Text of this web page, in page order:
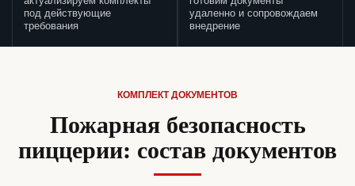
под действующие
требования
удаленно и сопровождаем
внедрение
КОМПЛЕКТ ДОКУМЕНТОВ
Пожарная безопасность
пиццерии: состав документов